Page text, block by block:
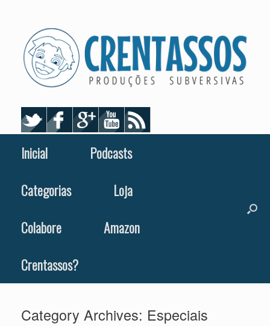
Inicial
Podcasts
Categorias
Loja
Colabore
Amazon
Crentassos?
Category Archives: Especiais